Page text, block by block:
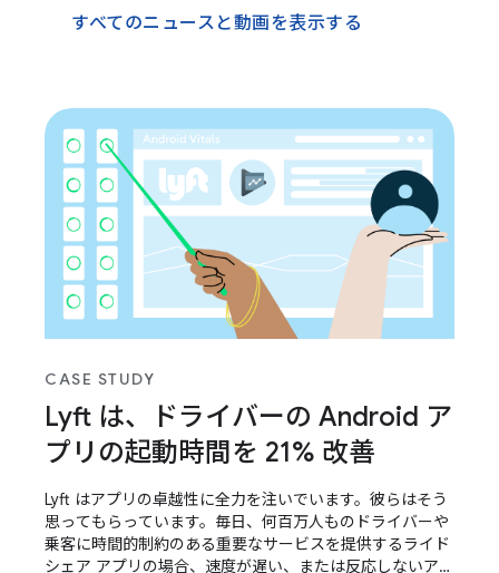
すべてのニュースと動画を表示する
CASE STUDY
Lyft は、ドライバーの Android ア
プリの起動時間を 21% 改善
Lyft はアプリの卓越性に全力を注いでいます。彼らはそう
思ってもらっています。毎日、何百万人ものドライバーや
乗客に時間的制約のある重要なサービスを提供するライド
シェア アプリの場合、速度が遅い、または反応しないアプ